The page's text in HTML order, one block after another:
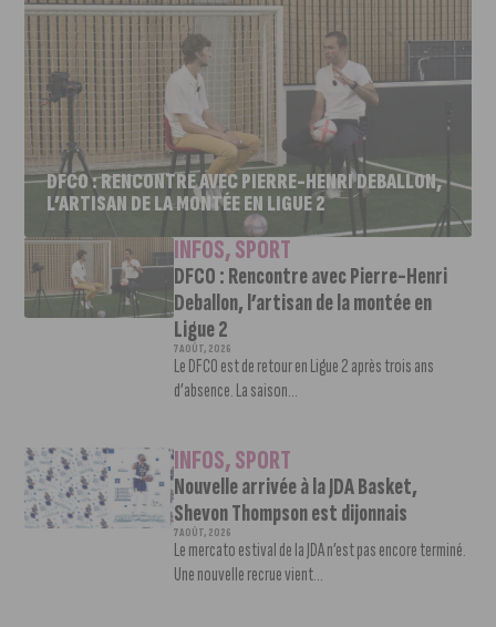
DFCO : RENCONTRE AVEC PIERRE-HENRI DEBALLON,
L’ARTISAN DE LA MONTÉE EN LIGUE 2
INFOS,SPORT
DFCO : Rencontre avec Pierre-Henri
Deballon, l’artisan de la montée en
Ligue 2
7 AOÛT, 2026
Le DFCO est de retour en Ligue 2 après trois ans
d’absence. La saison...
INFOS,SPORT
Nouvelle arrivée à la JDA Basket,
Shevon Thompson est dijonnais
7 AOÛT, 2026
Le mercato estival de la JDA n’est pas encore terminé.
Une nouvelle recrue vient...